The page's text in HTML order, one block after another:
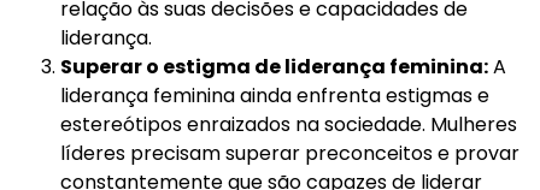
relação às suas decisões e capacidades de
liderança.
Superar o estigma de liderança feminina:A
liderança feminina ainda enfrenta estigmas e
estereótipos enraizados na sociedade. Mulheres
líderes precisam superar preconceitos e provar
constantemente que são capazes de liderar